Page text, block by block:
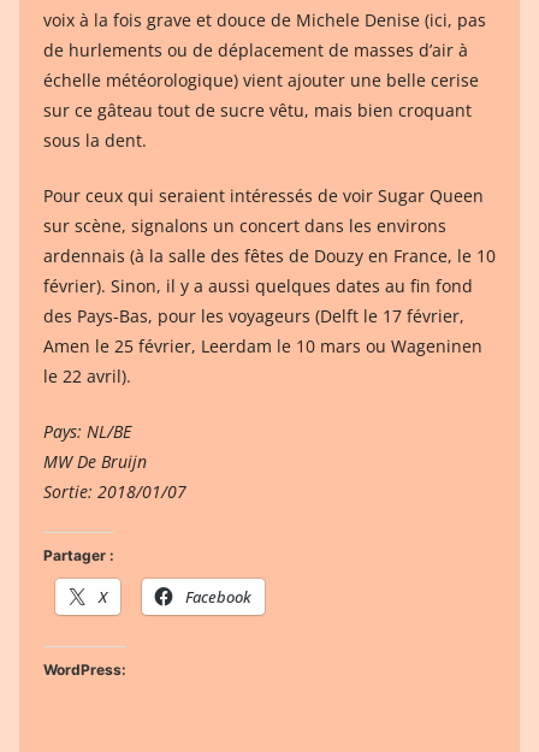
voix à la fois grave et douce de Michele Denise (ici, pas
de hurlements ou de déplacement de masses d’air à
échelle météorologique) vient ajouter une belle cerise
sur ce gâteau tout de sucre vêtu, mais bien croquant
sous la dent.
Pour ceux qui seraient intéressés de voir Sugar Queen
sur scène, signalons un concert dans les environs
ardennais (à la salle des fêtes de Douzy en France, le 10
février). Sinon, il y a aussi quelques dates au fin fond
des Pays-Bas, pour les voyageurs (Delft le 17 février,
Amen le 25 février, Leerdam le 10 mars ou Wageninen
le 22 avril).
Pays: NL/BE
MW De Bruijn
Sortie: 2018/01/07
Partager :
X Facebook
WordPress: